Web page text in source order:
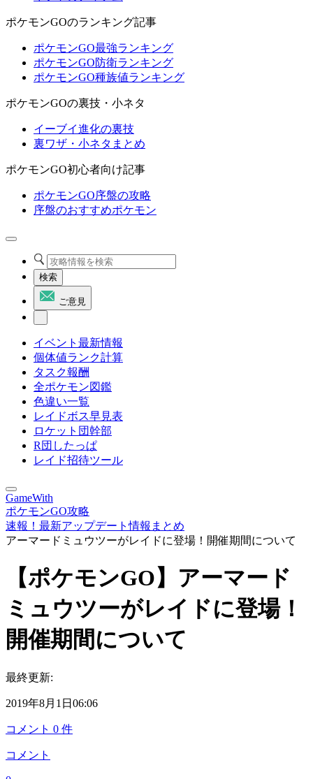
ポケモンGOのランキング記事
ポケモンGO最強ランキング
ポケモンGO防衛ランキング
ポケモンGO種族値ランキング
ポケモンGOの裏技・小ネタ
イーブイ進化の裏技
裏ワザ・小ネタまとめ
ポケモンGO初心者向け記事
ポケモンGO序盤の攻略
序盤のおすすめポケモン
検索
ご意見
イベント最新情報
個体値ランク計算
タスク報酬
全ポケモン図鑑
色違い一覧
レイドボス早見表
ロケット団幹部
R団したっぱ
レイド招待ツール
GameWith
ポケモンGO攻略
速報！最新アップデート情報まとめ
アーマードミュウツーがレイドに登場！開催期間について
【ポケモンGO】アーマード
ミュウツーがレイドに登場！
開催期間について
最終更新:
2019年8月1日06:06
コメント 0 件
コメント